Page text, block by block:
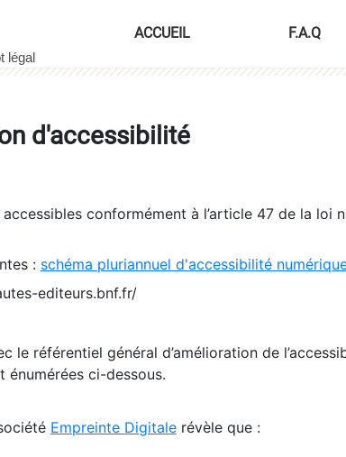
ACCUEIL F.A.Q
d'accessibilité
conformément à l’article 47 de la loi
: schéma pluriannuel d'accessibilité
editeurs.bnf.fr/
le référentiel général d’amélioration de
ci-dessous.
Empreinte Digitale révèle que :